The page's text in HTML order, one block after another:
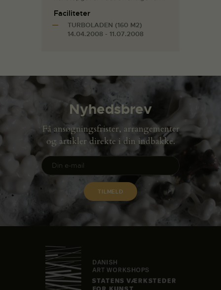
Faciliteter
TURBOLADEN (160 M2)
14.04.2008 - 11.07.2008
Nyhedsbrev
Få ansøgningsfrister, arrangementer
og artikler direkte i din indbakke.